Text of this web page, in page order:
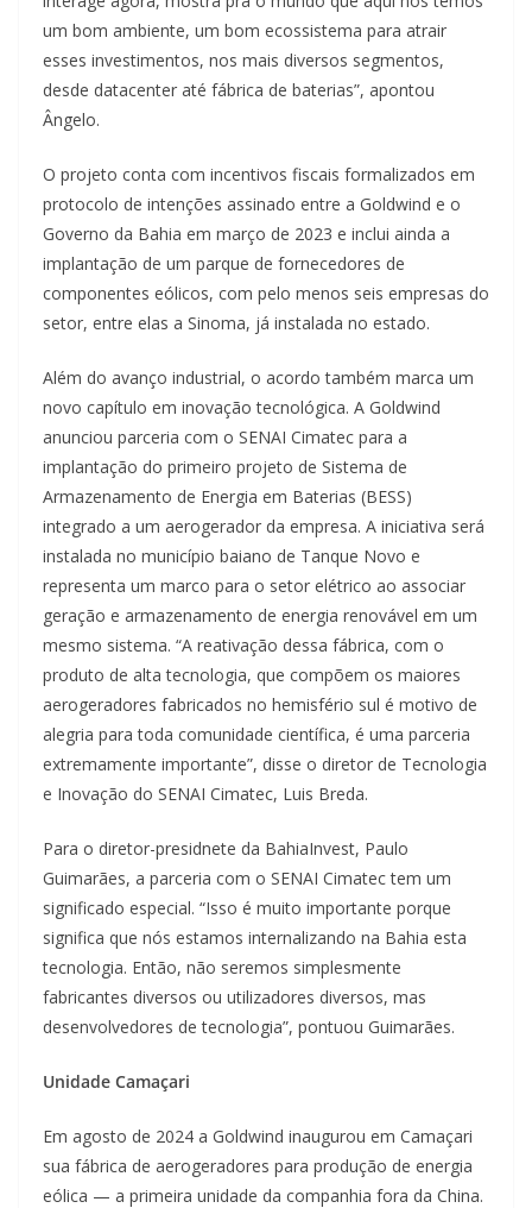
um bom ambiente, um bom ecossistema para atrair
esses investimentos, nos mais diversos segmentos,
desde datacenter até fábrica de baterias”, apontou
Ângelo.
O projeto conta com incentivos fiscais formalizados em
protocolo de intenções assinado entre a Goldwind e o
Governo da Bahia em março de 2023 e inclui ainda a
implantação de um parque de fornecedores de
componentes eólicos, com pelo menos seis empresas do
setor, entre elas a Sinoma, já instalada no estado.
Além do avanço industrial, o acordo também marca um
novo capítulo em inovação tecnológica. A Goldwind
anunciou parceria com o SENAI Cimatec para a
implantação do primeiro projeto de Sistema de
Armazenamento de Energia em Baterias (BESS)
integrado a um aerogerador da empresa. A iniciativa será
instalada no município baiano de Tanque Novo e
representa um marco para o setor elétrico ao associar
geração e armazenamento de energia renovável em um
mesmo sistema. “A reativação dessa fábrica, com o
produto de alta tecnologia, que compõem os maiores
aerogeradores fabricados no hemisfério sul é motivo de
alegria para toda comunidade científica, é uma parceria
extremamente importante”, disse o diretor de Tecnologia
e Inovação do SENAI Cimatec, Luis Breda.
Para o diretor-presidnete da BahiaInvest, Paulo
Guimarães, a parceria com o SENAI Cimatec tem um
significado especial. “Isso é muito importante porque
significa que nós estamos internalizando na Bahia esta
tecnologia. Então, não seremos simplesmente
fabricantes diversos ou utilizadores diversos, mas
desenvolvedores de tecnologia”, pontuou Guimarães.
Unidade Camaçari
Em agosto de 2024 a Goldwind inaugurou em Camaçari
sua fábrica de aerogeradores para produção de energia
eólica — a primeira unidade da companhia fora da China.